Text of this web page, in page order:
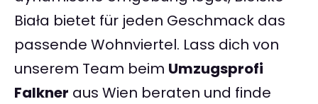
Biała bietet für jeden Geschmack das
passende Wohnviertel. Lass dich von
unserem Team beim Umzugsprofi
Falkner aus Wien beraten und finde